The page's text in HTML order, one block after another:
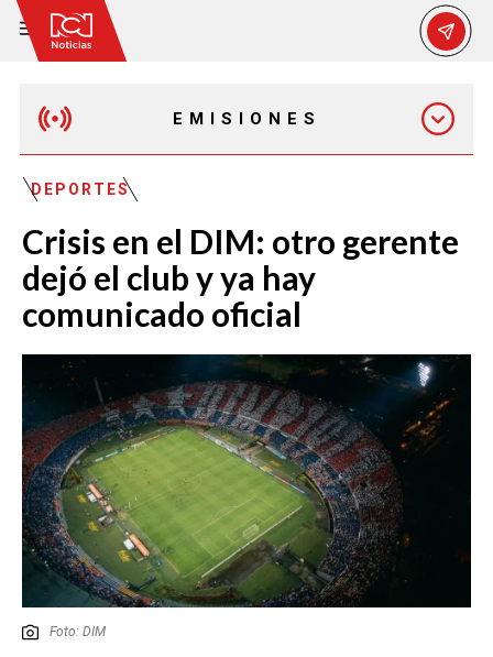
EMISIONES
EMISIÓN 12:30 PM
EMISIÓN 7:00 PM
EMISIÓN 11:30 PM
DEPORTES
Crisis en el DIM: otro gerente
dejó el club y ya hay
comunicado oficial
Foto: DIM